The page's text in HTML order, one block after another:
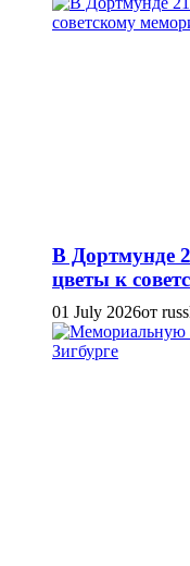
В Дортмунде
цветы к
01 July 2026от